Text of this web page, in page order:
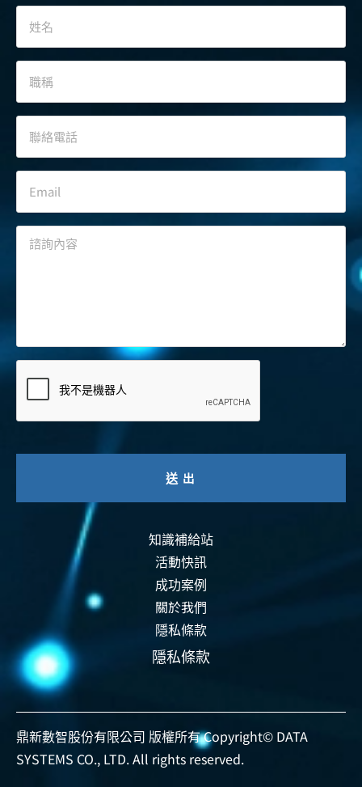
知識補給站
活動快訊
成功案例
關於我們
隱私條款
隱私條款
鼎新數智股份有限公司 版權所有 Copyright© DATA
SYSTEMS CO., LTD. All rights reserved.
資安認證 智能運維
事前預防 事中偵測 事後復原